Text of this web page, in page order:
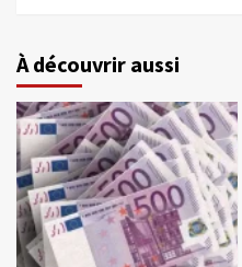
À découvrir aussi